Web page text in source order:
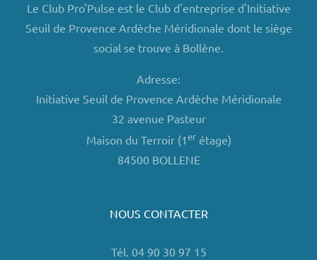
Le Club Pro'Pulse est le Club d'entreprise d'Initiative
Seuil de Provence Ardèche Méridionale dont le siège
social se trouve à Bollène.
Adresse:
Initiative Seuil de Provence Ardèche Méridionale
32 avenue Pasteur
Maison du Terroir (1erétage)
84500 BOLLENE
NOUS CONTACTER
Tél. 04 90 30 97 15